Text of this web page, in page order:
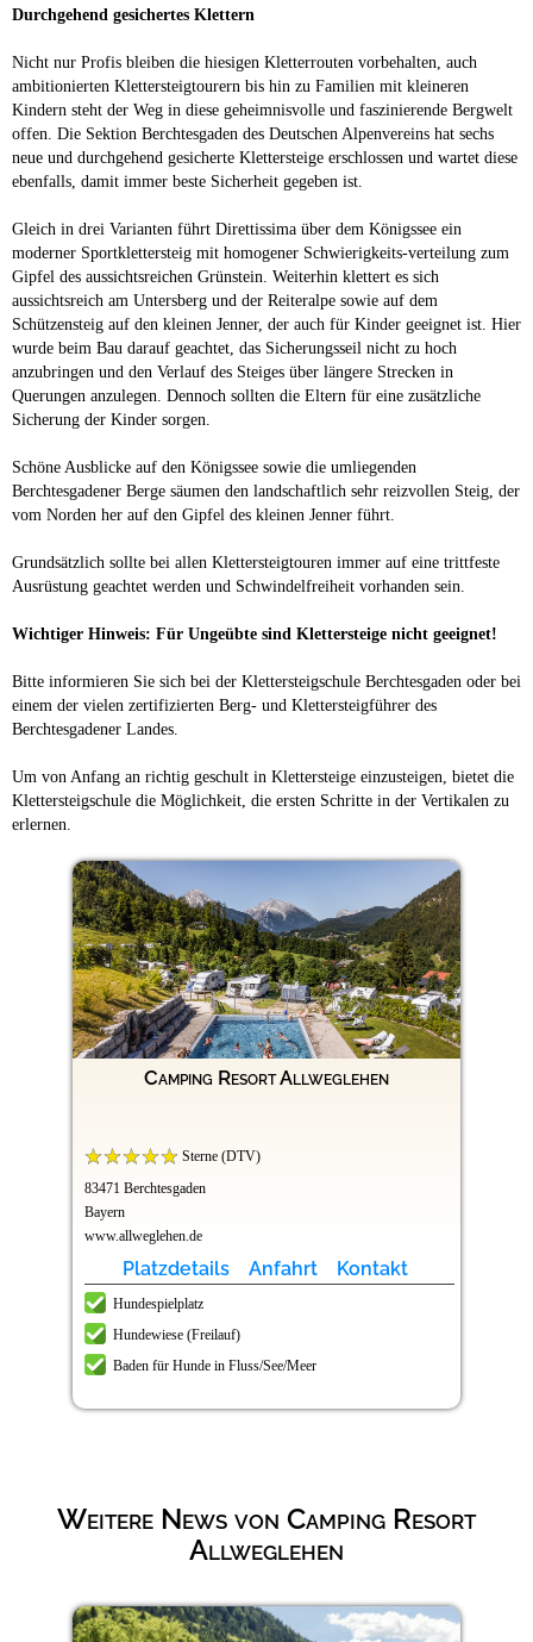
Durchgehend gesichertes Klettern
Nicht nur Profis bleiben die hiesigen Kletterrouten vorbehalten, auch
ambitionierten Klettersteigtourern bis hin zu Familien mit kleineren
Kindern steht der Weg in diese geheimnisvolle und faszinierende Bergwelt
offen. Die Sektion Berchtesgaden des Deutschen Alpenvereins hat sechs
neue und durchgehend gesicherte Klettersteige erschlossen und wartet diese
ebenfalls, damit immer beste Sicherheit gegeben ist.
Gleich in drei Varianten führt Direttissima über dem Königssee ein
moderner Sportklettersteig mit homogener Schwierigkeits-verteilung zum
Gipfel des aussichtsreichen Grünstein. Weiterhin klettert es sich
aussichtsreich am Untersberg und der Reiteralpe sowie auf dem
Schützensteig auf den kleinen Jenner, der auch für Kinder geeignet ist. Hier
wurde beim Bau darauf geachtet, das Sicherungsseil nicht zu hoch
anzubringen und den Verlauf des Steiges über längere Strecken in
Querungen anzulegen. Dennoch sollten die Eltern für eine zusätzliche
Sicherung der Kinder sorgen.
Schöne Ausblicke auf den Königssee sowie die umliegenden
Berchtesgadener Berge säumen den landschaftlich sehr reizvollen Steig, der
vom Norden her auf den Gipfel des kleinen Jenner führt.
Grundsätzlich sollte bei allen Klettersteigtouren immer auf eine trittfeste
Ausrüstung geachtet werden und Schwindelfreiheit vorhanden sein.
Wichtiger Hinweis: Für Ungeübte sind Klettersteige nicht geeignet!
Bitte informieren Sie sich bei der Klettersteigschule Berchtesgaden oder bei
einem der vielen zertifizierten Berg- und Klettersteigführer des
Berchtesgadener Landes.
Um von Anfang an richtig geschult in Klettersteige einzusteigen, bietet die
Klettersteigschule die Möglichkeit, die ersten Schritte in der Vertikalen zu
erlernen.
Camping Resort Allweglehen
Sterne (DTV)
83471 Berchtesgaden
Bayern
www.allweglehen.de
Platzdetails Anfahrt Kontakt
Hundespielplatz
Hundewiese (Freilauf)
Baden für Hunde in Fluss/See/Meer
Weitere News von Camping Resort
Allweglehen